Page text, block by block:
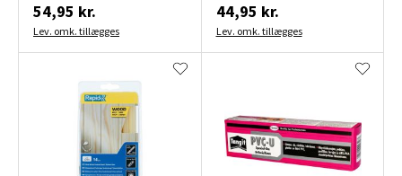
54,95 kr.
Lev. omk. tillægges
44,95 kr.
Lev. omk. tillægges